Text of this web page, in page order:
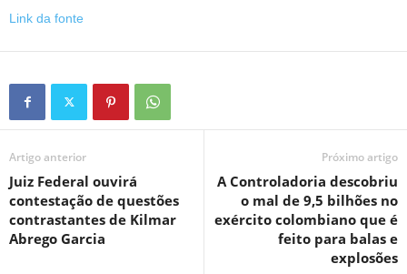
Link da fonte
Artigo anterior
Juiz Federal ouvirá
contestação de questões
contrastantes de Kilmar
Abrego Garcia
Próximo artigo
A Controladoria descobriu
o mal de 9,5 bilhões no
exército colombiano que é
feito para balas e
explosões